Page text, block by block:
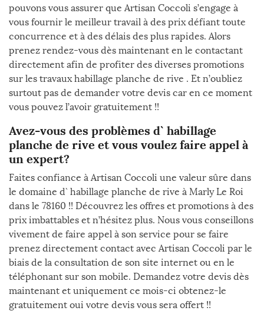
pouvons vous assurer que Artisan Coccoli s’engage à
vous fournir le meilleur travail à des prix défiant toute
concurrence et à des délais des plus rapides. Alors
prenez rendez-vous dès maintenant en le contactant
directement afin de profiter des diverses promotions
sur les travaux habillage planche de rive . Et n’oubliez
surtout pas de demander votre devis car en ce moment
vous pouvez l’avoir gratuitement !!
Avez-vous des problèmes d` habillage
planche de rive et vous voulez faire appel à
un expert?
Faites confiance à Artisan Coccoli une valeur sûre dans
le domaine d` habillage planche de rive à Marly Le Roi
dans le 78160 !! Découvrez les offres et promotions à des
prix imbattables et n’hésitez plus. Nous vous conseillons
vivement de faire appel à son service pour se faire
prenez directement contact avec Artisan Coccoli par le
biais de la consultation de son site internet ou en le
téléphonant sur son mobile. Demandez votre devis dès
maintenant et uniquement ce mois-ci obtenez-le
gratuitement oui votre devis vous sera offert !!